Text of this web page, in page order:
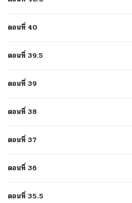
ตอนที่ 40
ตอนที่ 39.5
ตอนที่ 39
ตอนที่ 38
ตอนที่ 37
ตอนที่ 36
ตอนที่ 35.5